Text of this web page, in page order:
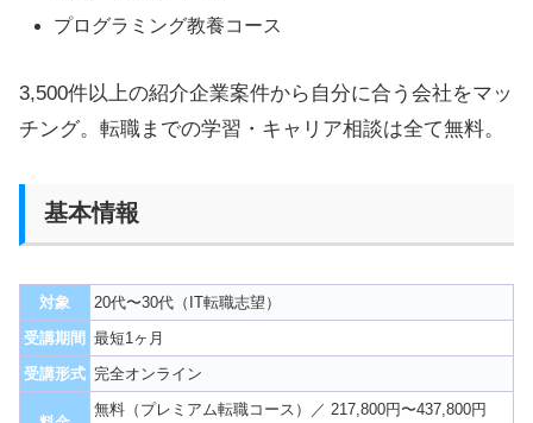
プログラミング教養コース
3,500件以上の紹介企業案件から自分に合う会社をマッ
チング。転職までの学習・キャリア相談は全て無料。
基本情報
対象
20代〜30代（IT転職志望）
受講期間 最短1ヶ月
受講形式 完全オンライン
無料（プレミアム転職コース）／ 217,800円〜437,800円